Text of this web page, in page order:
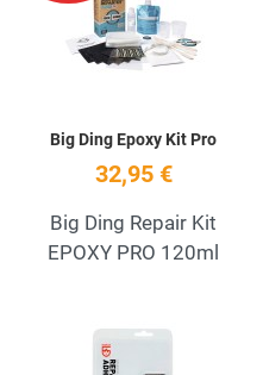
Big Ding Epoxy Kit Pro
32,95 €
Big Ding Repair Kit
EPOXY PRO 120ml